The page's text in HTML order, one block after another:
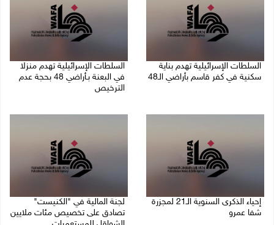
السلطات الإسرائيلية تهدم بناية
سكنية في كفر قاسم بأراضي الـ48
السلطات الإسرائيلية تهدم منزلا
في البعنة بـأراضي 48 بحجة عدم
الترخيص
إحياء الذكرى السنوية الـ21 لمجزرة
شفا عمرو
لجنة المالية في "الكنيست"
تصادق على تخصيص مئات ملايين